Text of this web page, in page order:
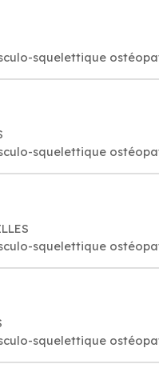
squelettique
squelettique
squelettique
squelettique